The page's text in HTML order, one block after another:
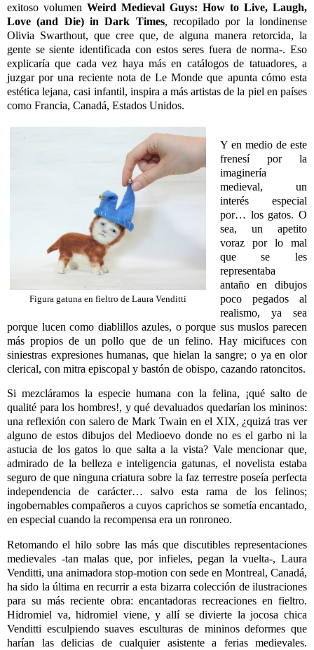
exitoso volumen Weird Medieval Guys: How to Live, Laugh,
Love (and Die) in Dark Times, recopilado por la londinense
Olivia Swarthout, que cree que, de alguna manera retorcida, la
gente se siente identificada con estos seres fuera de norma-. Eso
explicaría que cada vez haya más en catálogos de tatuadores, a
juzgar por una reciente nota de Le Monde que apunta cómo esta
estética lejana, casi infantil, inspira a más artistas de la piel en países
como Francia, Canadá, Estados Unidos.
Figura gatuna en fieltro de Laura Venditti
Y en medio de este
frenesí por la
imaginería
medieval, un
interés especial
por… los gatos. O
sea, un apetito
voraz por lo mal
que se les
representaba
antaño en dibujos
poco pegados al
realismo, ya sea
porque lucen como diablillos azules, o porque sus muslos parecen
más propios de un pollo que de un felino. Hay micifuces con
siniestras expresiones humanas, que hielan la sangre; o ya en olor
clerical, con mitra episcopal y bastón de obispo, cazando ratoncitos.
Si mezcláramos la especie humana con la felina, ¡qué salto de
qualité para los hombres!, y qué devaluados quedarían los mininos:
una reflexión con salero de Mark Twain en el XIX, ¿quizá tras ver
alguno de estos dibujos del Medioevo donde no es el garbo ni la
astucia de los gatos lo que salta a la vista? Vale mencionar que,
admirado de la belleza e inteligencia gatunas, el novelista estaba
seguro de que ninguna criatura sobre la faz terrestre poseía perfecta
independencia de carácter… salvo esta rama de los felinos;
ingobernables compañeros a cuyos caprichos se sometía encantado,
en especial cuando la recompensa era un ronroneo.
Retomando el hilo sobre las más que discutibles representaciones
medievales -tan malas que, por infieles, pegan la vuelta-, Laura
Venditti, una animadora stop-motion con sede en Montreal, Canadá,
ha sido la última en recurrir a esta bizarra colección de ilustraciones
para su más reciente obra: encantadoras recreaciones en fieltro.
Hidromiel va, hidromiel viene, y allí se divierte la jocosa chica
Venditti esculpiendo suaves esculturas de mininos deformes que
harían las delicias de cualquier asistente a ferias medievales.